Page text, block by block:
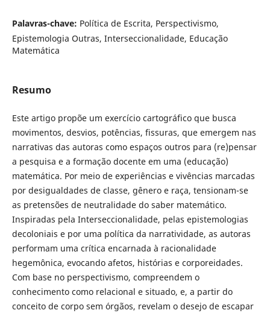
Palavras-chave: Política de Escrita, Perspectivismo,
Epistemologia Outras, Interseccionalidade, Educação
Matemática
Resumo
Este artigo propõe um exercício cartográfico que busca
movimentos, desvios, potências, fissuras, que emergem nas
narrativas das autoras como espaços outros para (re)pensar
a pesquisa e a formação docente em uma (educação)
matemática. Por meio de experiências e vivências marcadas
por desigualdades de classe, gênero e raça, tensionam-se
as pretensões de neutralidade do saber matemático.
Inspiradas pela Interseccionalidade, pelas epistemologias
decoloniais e por uma política da narratividade, as autoras
performam uma crítica encarnada à racionalidade
hegemônica, evocando afetos, histórias e corporeidades.
Com base no perspectivismo, compreendem o
conhecimento como relacional e situado, e, a partir do
conceito de corpo sem órgãos, revelam o desejo de escapar